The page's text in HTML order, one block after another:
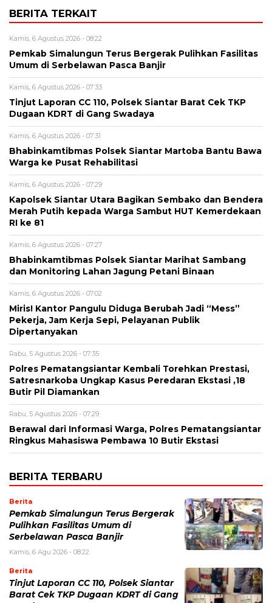
BERITA TERKAIT
Kamis, 6 Agustus 2026 - 08:22
Pemkab Simalungun Terus Bergerak Pulihkan Fasilitas
Umum di Serbelawan Pasca Banjir
Kamis, 6 Agustus 2026 - 07:33
Tinjut Laporan CC 110, Polsek Siantar Barat Cek TKP
Dugaan KDRT di Gang Swadaya
Kamis, 6 Agustus 2026 - 07:31
Bhabinkamtibmas Polsek Siantar Martoba Bantu Bawa
Warga ke Pusat Rehabilitasi
Kamis, 6 Agustus 2026 - 07:29
Kapolsek Siantar Utara Bagikan Sembako dan Bendera
Merah Putih kepada Warga Sambut HUT Kemerdekaan
RI ke 81
Kamis, 6 Agustus 2026 - 07:27
Bhabinkamtibmas Polsek Siantar Marihat Sambang
dan Monitoring Lahan Jagung Petani Binaan
Kamis, 6 Agustus 2026 - 07:02
Miris! Kantor Pangulu Diduga Berubah Jadi “Mess”
Pekerja, Jam Kerja Sepi, Pelayanan Publik
Dipertanyakan
Rabu, 5 Agustus 2026 - 07:35
Polres Pematangsiantar Kembali Torehkan Prestasi,
Satresnarkoba Ungkap Kasus Peredaran Ekstasi ,18
Butir Pil Diamankan
Rabu, 5 Agustus 2026 - 07:29
Berawal dari Informasi Warga, Polres Pematangsiantar
Ringkus Mahasiswa Pembawa 10 Butir Ekstasi
BERITA TERBARU
Berita
Pemkab Simalungun Terus Bergerak
Pulihkan Fasilitas Umum di
Serbelawan Pasca Banjir
Kamis, 6 Agu 2026 - 08:22
Berita
Tinjut Laporan CC 110, Polsek Siantar
Barat Cek TKP Dugaan KDRT di Gang